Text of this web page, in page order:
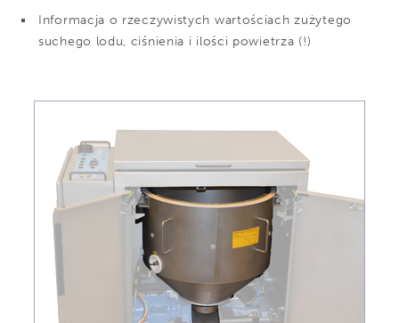
Informacja o rzeczywistych wartościach zużytego
suchego lodu, ciśnienia i ilości powietrza (!)